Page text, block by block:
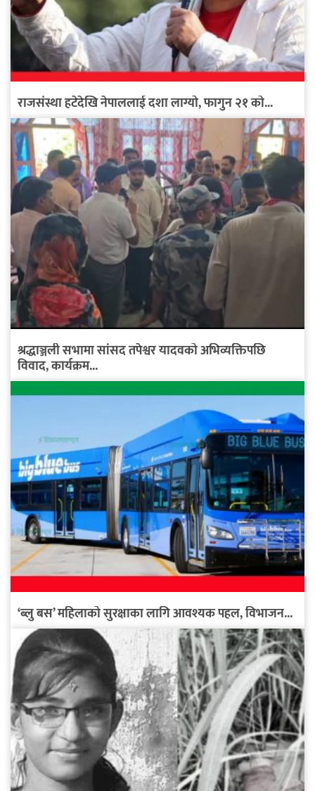
राजसंस्था हटेदेखि नेपाललाई दशा लाग्यो, फागुन २१ को...
श्रद्धाञ्जली सभामा सांसद तपेश्वर यादवको अभिव्यक्तिपछि
विवाद, कार्यक्रम...
‘ब्लु बस’ महिलाको सुरक्षाका लागि आवश्यक पहल, विभाजन...